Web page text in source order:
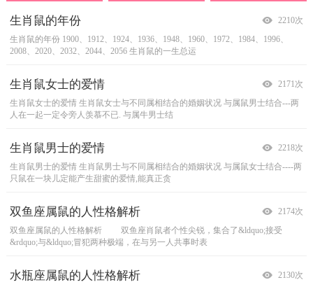
生肖鼠的年份
2210次
生肖鼠的年份 1900、1912、1924、1936、1948、1960、1972、1984、1996、
2008、2020、2032、2044、2056生肖鼠的一生总运
生肖鼠女士的爱情
2171次
生肖鼠女士的爱情 生肖鼠女士与不同属相结合的婚姻状况与属鼠男士结合---两
人在一起一定令旁人羡慕不已. 与属牛男士结
生肖鼠男士的爱情
2218次
生肖鼠男士的爱情 生肖鼠男士与不同属相结合的婚姻状况与属鼠女士结合----两
只鼠在一块儿定能产生甜蜜的爱情,能真正贪
双鱼座属鼠的人性格解析
2174次
双鱼座属鼠的人性格解析
双鱼座肖鼠者个性尖锐，集合了&ldquo;接受
&rdquo;与&ldquo;冒犯两种极端，在与另一人共事时表
水瓶座属鼠的人性格解析
2130次
十二生肖牛龙对冲吗
2164次
十二生肖牛龙对冲吗 生肖牛不管在什么时候都是以一种缓慢的脚步进行
着，做事情有条不絮用轻松的态度去对待，而且生肖
白羊座属牛的人性格解析
2168次
白羊座属牛的人性格解析强而有力的白羊肖牛者可以毫不费力地移山倒
海。他们注定会成大事，白羊肖牛者是胜利者。 但是
双子座属牛的人性格解析
2157次
双子座属牛的人性格解析双子座肖牛者是个稳定的双子座，他有爱家的倾
向，时常期望美好的生活。他们较其他双子座更为
天秤座属牛的人性格解析
2055次
天秤座属牛的人性格解析
天称座肖牛者是各种矛盾结合的风暴，极力要求
每项细节必须完美，每条线段必得笔直，而每样错
摩羯座属牛的人性格解析
2034次
属虎射手座性格
1944次
属虎射手座性格射手属虎者是个倔强但迷人而保有孩子气的人，这种人喜爱旅
行中所购得的装饰物、各种精巧的小玩意、太
属虎天枰座性格
1961次
属虎天枰座性格天秤座属虎者喜欢令人留下印象而取悦他人。他们无时无刻不
在绽放着吸引人的光彩。人们虽然可冷淡地回
属虎处女座性格
1942次
属虎处女座性格处女座属虎者是责任的奴隶，无论分量多重的工作他都能胜
任，尽管各种准备工作极为繁琐多样，他皆能一
属虎狮子座性格
2060次
属虎狮子座性格狮子座属虎者终生都会觉得自己较周遭的人或事要来得高一
等，由于这种优越情结作祟，狮子座属虎者将很难结
属虎巨蟹座性格
1941次
属兔人2014年运势综述
1914次
属兔人进入2014年甲午马年，卯午相破，破太岁也是犯太岁的一种，但相对比较
轻微，且有&ldquo;天喜&rdquo;、&ldquo;太阴&r
属兔人爱情起死回生小秘诀
1967次
生活中有很多无奈，不少人都会想，要是有起死回生的功能多好啊，不管是生命
还是爱情，但我们都知道，生命没起死回生之说，那
生肖兔者五行分析
1899次
水兔水兔的主人个性柔顺温和，但具有韧性，能够适应不同的环境，资助
最大发度地表现自己，但缺点是原则性不强，容易
属兔的改命方法
1969次
属兔的改命方法(温和兔)
兔年生人，性格温和谦虚，善良慈悲，坚实
沉稳，事业有成。改命方法：兔遇
属兔之人最好的出生时辰
1914次
处女座属龙的人性格解析
1909次
驱策迫人的意志是处女肖龙者一项重要的性格特征。这种人以一种燃烧的热情生
活着。当然对于如此意志坚决的人，外界总有许多成
射手座属龙的人性格解析
1888次
射手肖龙者是令人崇敬但并非经常显得温和的人，他们是大场面的斗士。这种人
既吸引人又具野心。他们相信成功，并且积极朝目标
摩羯座属龙的人性格解析
1869次
没有人较摩羯座肖龙者更会谴责平凡无异的事物，这个属座的人在其杰出表现后
的附带结果是对平凡的憎恶。 肖龙的磨揭座者与众
水瓶座属龙的人性格解析
1838次
宝瓶座肖龙者经常是主事者，由于他们对事情远较别人来得了解透彻且善于筹
划，几乎没有什么阻碍可难倒他。他们的个性中有种驱
金牛座属龙的人性格解析
1866次
属蛇的人婚姻与命运
1802次
属蛇的人婚姻与命运&mdash;&mdash;男部属蛇的男性往往向往刺激，热
烈的爱情，因此在你的生命中总有多个女性围着你转
属蛇蛇年最适合做什么买卖
1798次
属蛇做法器蛇年是属蛇的人犯太岁的一年，并不适合做一些盈利性的生
意，倒是一些积德行善的法器流通或者宗教工艺品买
属蛇的人和属什么的结婚不好
1780次
肖蛇的人【较喜欢占有爱侣】避免结婚对象：属鼠、马、猪的人：属
鼠的人无具备像你一样的哲学性头脑，容易意见分
金牛座属蛇的人性格解析
1790次
金牛座肖蛇者具有人们所谓的&ldquo;蛇的本色&rdquo;，由于肖蛇者通常倾向
拘谨矜持， 金牛属性在此出现，能助其更为实际。
白羊座属蛇的人性格解析
1767次
射手座属马的人性格解析
1800次
射手座肖马者从不感到疲倦。尽管眼眶四周有黑圈，面部表情僵硬不堪，皮肤
毫无血色，这位勇气十足的人却毫无异样。这种人常
双鱼座属马的人性格解析
1748次
双鱼肖马者既具洞察力又有人性，他们付出自己又不求回报。他们有时牺牲大
多自己的时间而忘了自己所应获得的酬报，他们倾向
金牛座属马的人性格解析
1737次
觊觎统御他人的金牛座肖马者，期望自己在生活的各种热烈场面中扮演重要的角
色。马具有奔腾的本质，即使寄居于刻苦耐劳的金牛
摩羯座属马的人性格解析
1723次
摩羯肖马者的个人发展经常因他人的需要受到限制。他们个性善良，常无微不至
地照顾较其不幸的人，他们知道如何去爱人，他们为
狮子座属马的人性格解析
1705次
啥方向对生肖羊有利
1693次
【生肖羊】 生肖羊五行属土，正南、西南等方向是生肖羊最有利的，在
家乡发展也是不错的选择。东北方向则避开为宜
如何让属羊的人更爱你
1701次
属羊的人，外柔内刚，个性温柔，做事沉稳，耐心好。他能根据爱情的不同阶
段作出调整，以最柔和的心态去适应新改变。
属羊人的思想单纯度
1730次
思想纯度简单纯一，不复杂，思想单纯|情节单纯。简单的说就是不会拐弯，
像小孩一般的心性，用三个字形容，就是天然呆，或
掌控属羊男人性格特点的秘诀
1756次
按照生肖论的诠释，十二种不同性格的男人，如十二颗熠熠闪光的钻石。当你
初识一个男子，如何通过他的行事风格与惯用语言更
属羊人的爱情保鲜秘籍
1716次
生肖猴解压方法
1633次
生肖猴解压方法4月24日和27日，郑州富士康发生&ldquo;二连跳&rdquo;：
一新应聘的24岁男工和一入职半年的23岁女工在公
属猴的人婚姻与命运
1640次
属猴的人婚姻与命运属猴的人婚姻与命运&mdash;&mdash;男部出生在
猴年的人，天生活泼乐观，喜好玩乐，是个十足
属猴的改命方法
1605次
属猴的改命方法(伶俐猴)猴年生人，性格活泼伶俐、多才多智，侠骨
义肠，平安吉利。改命方法：猴遇
属猴的财位在哪里
1638次
属猴的财位在哪里按五行生克原理来定财位(我克者为妻财)，如子为阳水，
我克者为火，火为财，阳水克阳火午，为偏财(大
生肖猴恋爱智商降低度
1621次
生肖属鸡的夫妻间和睦相处学问
1579次
生肖属鸡的夫妻间和睦相处学问【鸡】 会喜欢在婚后留点私人空间肖
鸡者，在婚后桃花缘仍佳，会有许多异性前来
生肖鸡的魅力
1565次
生肖鸡的魅力下午适宜去专业书店，有目的地购买，但计划外会出现更适
合未来工作的书籍，多留意。要保持良好的记忆，
鸡年生的女明星有哪些
1574次
鸡年生的女明星有哪些 范冰冰,李小璐，彭羚，伍咏薇，张可颐，梁小冰，
王菲，袁洁莹，钟欣桐，郭可盈，伊能静，潘美辰
1957丁酉鸡年生：独立之鸡
1588次
1957丁酉鸡年生：独立之鸡
为人喜气扬眉，面貌秀丽，利官近贵，六亲少
助，自己奋发图强，前程事业大有作为，女命一生
1969己酉鸡年生：报晓之鸡
1573次
婚后与属狗人的相处技巧
1541次
婚后与属狗人的相处技巧上进心强烈的肖狗者，总觉得如果停止学习，自
己就会被其它人超越，因此婚后的他们，仍会为了
属狗的人如何招财聚财？
1531次
属狗的人如何招财聚财？长期缺钱在本月找到经济支柱，贵人是你的
家人，良好的家庭互动会为你带来财富。
属狗人的优点和弱点
1526次
属狗人的优点和弱点属狗人的优点富于正义感讲义气，重人
情道义，做事全力以赴。豪爽勇敢，见义勇为，
属狗人五行性格命运分析
1559次
属狗人五行性格命运分析
【金 狗】金狗的主人比较保守。从外表上
看，男性通常比较英俊，女性通常比较漂亮，很能
给属相为狗的心灵鸡汤
1568次
生肖猪的档案大揭秘！
1521次
生肖猪的档案大揭秘！猪年生人，其性耿直无弯曲，能向直中取，不可曲
中求，心如洁白，无雅量，外观稳重，内心刚毅，
生肖猪下半年开运指南
1506次
生肖猪下半年开运指南 福运： 下半年生肖猪的福运遇到驿马、大耗、
犯太岁三者相加，难有好运出现。相冲者，十二
属猪的人婚姻和命运
1620次
属猪的人婚姻和命运属猪的人婚姻与命运&mdash;&mdash;男部属猪男
士与不同属相结合的婚姻状况* 与鼠女士
十二生肖属猪一周运势4.1-4.7
1516次
十二生肖属猪一周运势4.1-4.7
生肖猪：心力交瘁，能忍自安。本周生
肖猪承受着诸多的压力，让你心力交瘁，工作上
猪宝宝取名字大全-猪宝宝起名
1516次